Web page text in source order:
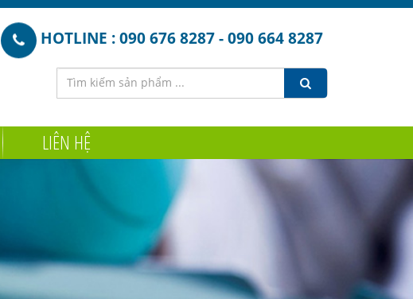
HOTLINE : 090 676 8287 - 090 664 8287
LIÊN HỆ